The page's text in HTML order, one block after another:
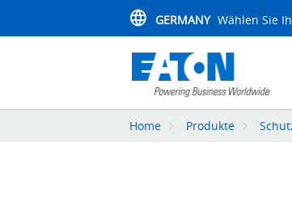
GERMANY Wählen Sie
Home Produkte